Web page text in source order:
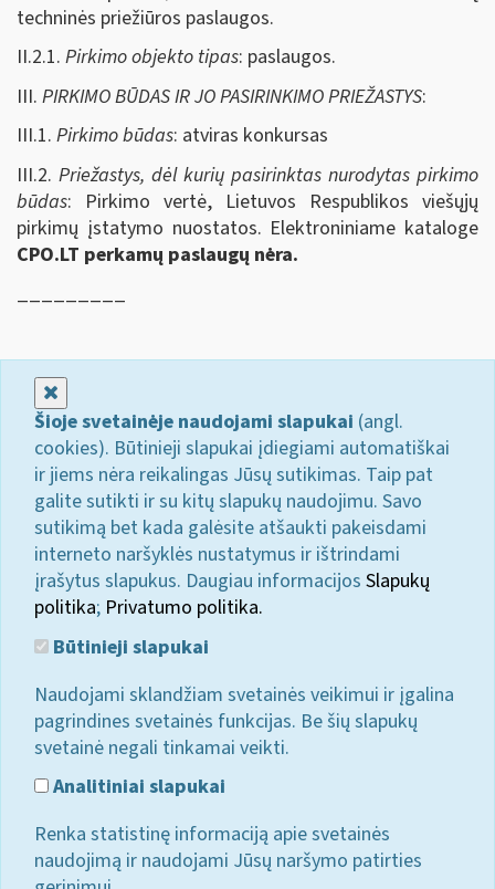
techninės priežiūros paslaugos.
II.2.1. Pirkimo objekto tipas: paslaugos.
III. PIRKIMO BŪDAS IR JO PASIRINKIMO PRIEŽASTYS:
III.1. Pirkimo būdas: atviras konkursas
III.2. Priežastys, dėl kurių pasirinktas nurodytas pirkimo
būdas: Pirkimo vertė, Lietuvos Respublikos viešųjų
pirkimų įstatymo nuostatos. Elektroniniame kataloge
CPO.LT perkamų paslaugų nėra.
_________
Šioje svetainėje naudojami slapukai (angl.
cookies). Būtinieji slapukai įdiegiami automatiškai
ir jiems nėra reikalingas Jūsų sutikimas. Taip pat
galite sutikti ir su kitų slapukų naudojimu. Savo
sutikimą bet kada galėsite atšaukti pakeisdami
interneto naršyklės nustatymus ir ištrindami
įrašytus slapukus. Daugiau informacijos Slapukų
politika; Privatumo politika.
Būtinieji slapukai
Naudojami sklandžiam svetainės veikimui ir įgalina
pagrindines svetainės funkcijas. Be šių slapukų
svetainė negali tinkamai veikti.
Analitiniai slapukai
Renka statistinę informaciją apie svetainės
naudojimą ir naudojami Jūsų naršymo patirties